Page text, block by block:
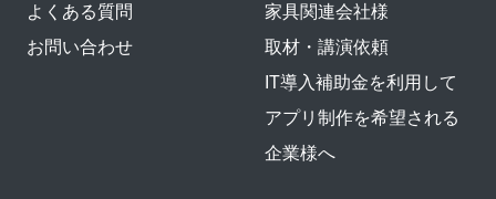
よくある質問
お問い合わせ
家具関連会社様
取材・講演依頼
IT導入補助金を利用して
アプリ制作を希望される
企業様へ